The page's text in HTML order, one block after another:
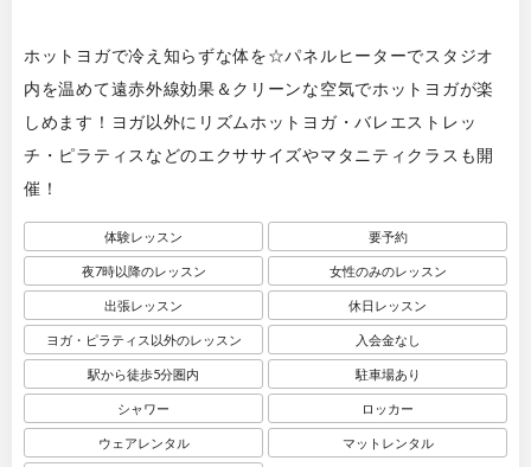
ホットヨガで冷え知らずな体を☆パネルヒーターでスタジオ
内を温めて遠赤外線効果＆クリーンな空気でホットヨガが楽
しめます！ヨガ以外にリズムホットヨガ・バレエストレッ
チ・ピラティスなどのエクササイズやマタニティクラスも開
催！
体験レッスン 要予約
夜7時以降のレッスン 女性のみのレッスン
出張レッスン 休日レッスン
ヨガ・ピラティス以外のレッスン 入会金なし
駅から徒歩5分圏内 駐車場あり
シャワー ロッカー
ウェアレンタル マットレンタル